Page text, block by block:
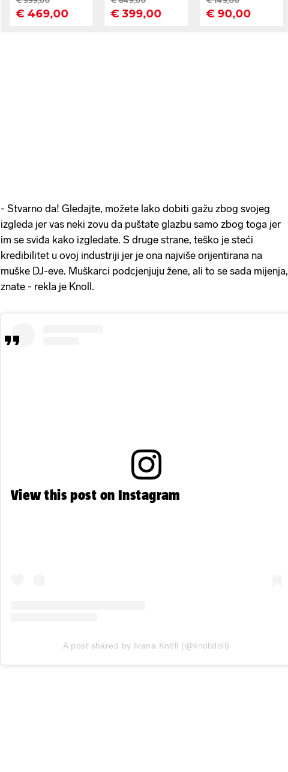
- Stvarno da! Gledajte, možete lako dobiti gažu zbog svojeg
izgleda jer vas neki zovu da puštate glazbu samo zbog toga jer
im se sviđa kako izgledate. S druge strane, teško je steći
kredibilitet u ovoj industriji jer je ona najviše orijentirana na
muške DJ-eve. Muškarci podcjenjuju žene, ali to se sada mijenja,
znate - rekla je Knoll.
View this post on Instagram
A post shared by Ivana Knöll (@knolldoll)